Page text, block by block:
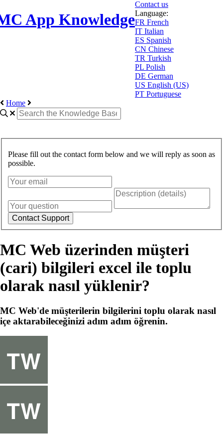
App Knowledge
Contact us
Language:
FR French
IT Italian
ES Spanish
CN Chinese
TR Turkish
PL Polish
DE German
US English (US)
PT Portuguese
Home
Please fill out the contact form below and we will reply as soon as
possible.
MC Web üzerinden müşteri
(cari) bilgileri excel ile toplu
olarak nasıl yüklenir?
MC Web'de müşterilerin bilgilerini toplu olarak nasıl
içe aktarabileceğinizi adım adım öğrenin.